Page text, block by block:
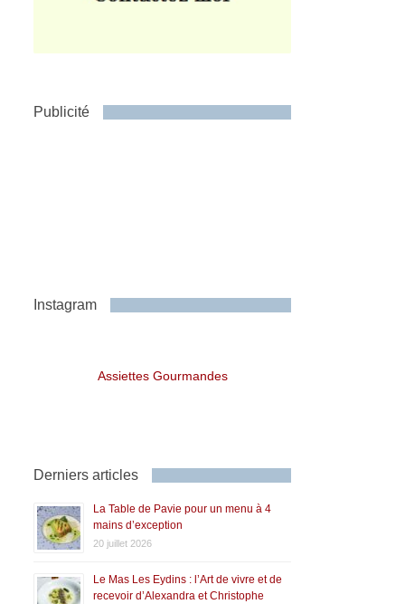
Publicité
Instagram
Assiettes Gourmandes
Derniers articles
La Table de Pavie pour un menu à 4
mains d’exception
20 juillet 2026
Le Mas Les Eydins : l’Art de vivre et de
recevoir d’Alexandra et Christophe